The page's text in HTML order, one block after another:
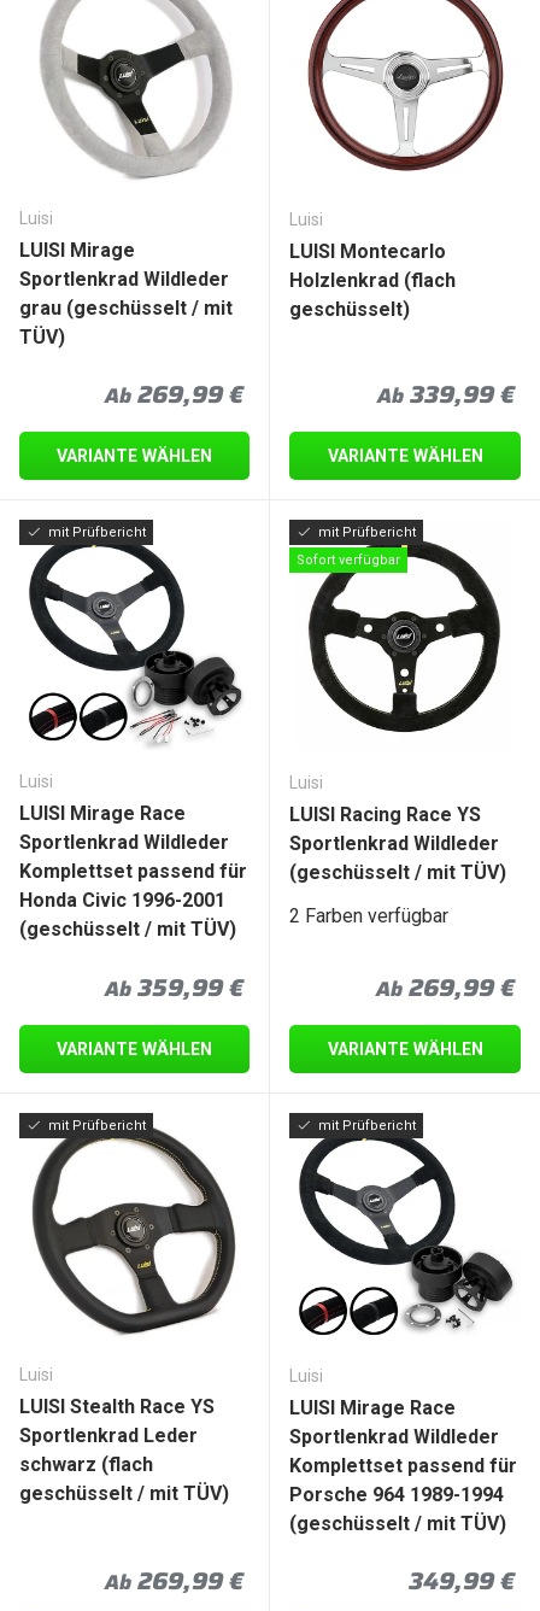
Luisi
LUISI Mirage
Sportlenkrad Wildleder
grau (geschüsselt / mit
TÜV)
Normaler Preis
Ab269,99 €
VARIANTE WÄHLEN
Luisi
LUISI Montecarlo
Holzlenkrad (flach
geschüsselt)
Normaler
Ab339,99 €
VARIANTE WÄHLEN
mit Prüfbericht
Luisi
LUISI Mirage Race
Sportlenkrad Wildleder
Komplettset passend für
Honda Civic 1996-2001
(geschüsselt / mit TÜV)
Normaler Preis
Ab359,99 €
VARIANTE WÄHLEN
mit Prüfbericht
Sofort verfügbar
Luisi
LUISI Racing Race YS
Sportlenkrad Wildleder
(geschüsselt / mit TÜV)
2 Farben verfügbar
Normaler
Ab269,99 €
VARIANTE WÄHLEN
mit Prüfbericht
Luisi
LUISI Stealth Race YS
Sportlenkrad Leder
schwarz (flach
geschüsselt / mit TÜV)
Normaler Preis
Ab269,99 €
mit Prüfbericht
Luisi
LUISI Mirage Race
Sportlenkrad Wildleder
Komplettset passend für
Porsche 964 1989-1994
(geschüsselt / mit TÜV)
Normaler
349,99 €